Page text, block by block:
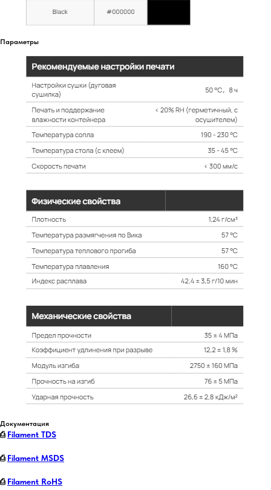
Параметры
Документация
⎙ Filament TDS
⎙ Filament MSDS
⎙ Filament RoHS